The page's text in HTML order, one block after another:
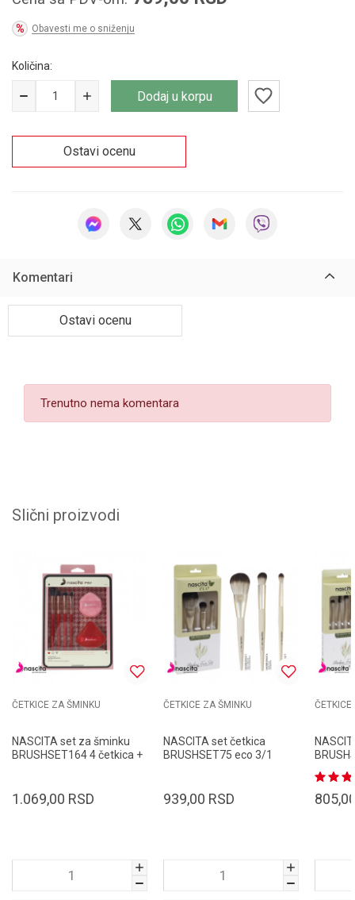
Obavesti me o sniženju
Količina:
Dodaj u korpu
Ostavi ocenu
Komentari
Ostavi ocenu
Trenutno nema komentara
Slični proizvodi
ČETKICE ZA ŠMINKU
NASCITA set za šminku
BRUSHSET164 4 četkica +
1.069,00 RSD
ČETKICE ZA ŠMINKU
NASCITA set četkica
BRUSHSET75 eco 3/1
939,00 RSD